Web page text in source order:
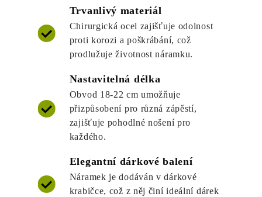
Trvanlivý materiál
Chirurgická ocel zajišťuje odolnost
proti korozi a poškrábání, což
prodlužuje životnost náramku.
Nastavitelná délka
Obvod 18-22 cm umožňuje
přizpůsobení pro různá zápěstí,
zajišťuje pohodlné nošení pro
každého.
Elegantní dárkové balení
Náramek je dodáván v dárkové
krabičce, což z něj činí ideální dárek